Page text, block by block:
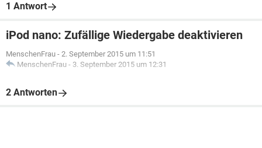
1 Antwort
iPod nano: Zufällige Wiedergabe deaktivieren
MenschenFrau - 2. September 2015 um 11:51
MenschenFrau - 3. September 2015 um 12:31
2 Antworten